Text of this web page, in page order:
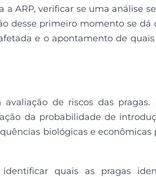
a ARP, verificar se uma análise
desse primeiro momento se
e o apontamento de
de riscos das pragas.
da probabilidade de
biológicas e
identificar quais as pragas